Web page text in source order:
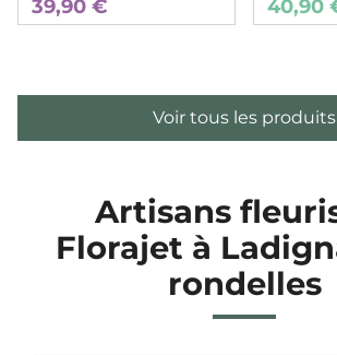
39,90 € 40,90
Voir tous les produits
Artisans
Florajet à
rondelles